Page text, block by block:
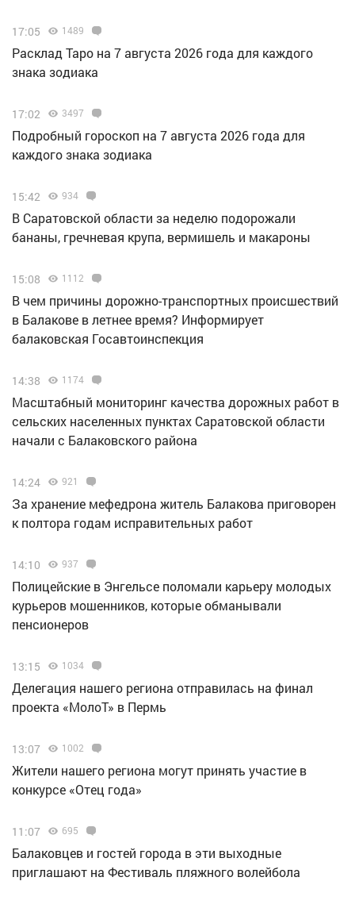
17:05 1489
Расклад Таро на 7 августа 2026 года для каждого
знака зодиака
17:02 3497
Подробный гороскоп на 7 августа 2026 года для
каждого знака зодиака
15:42 934
В Саратовской области за неделю подорожали
бананы, гречневая крупа, вермишель и макароны
15:08 1112
В чем причины дорожно-транспортных происшествий
в Балакове в летнее время? Информирует
балаковская Госавтоинспекция
14:38 1174
Масштабный мониторинг качества дорожных работ в
сельских населенных пунктах Саратовской области
начали с Балаковского района
14:24 921
За хранение мефедрона житель Балакова приговорен
к полтора годам исправительных работ
14:10 937
Полицейские в Энгельсе поломали карьеру молодых
курьеров мошенников, которые обманывали
пенсионеров
13:15 1034
Делегация нашего региона отправилась на финал
проекта «МолоТ» в Пермь
13:07 1002
Жители нашего региона могут принять участие в
конкурсе «Отец года»
11:07 695
Балаковцев и гостей города в эти выходные
приглашают на Фестиваль пляжного волейбола